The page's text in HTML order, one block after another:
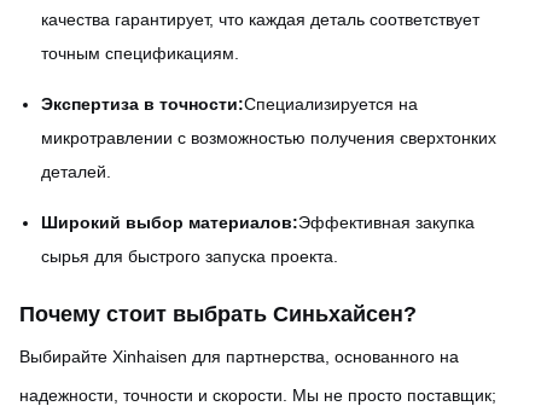
качества гарантирует, что каждая деталь соответствует
точным спецификациям.
Экспертиза в точности:Специализируется на
микротравлении с возможностью получения сверхтонких
деталей.
Широкий выбор материалов:Эффективная закупка
сырья для быстрого запуска проекта.
Почему стоит выбрать Синьхайсен?
Выбирайте Xinhaisen для партнерства, основанного на
надежности, точности и скорости. Мы не просто поставщик;